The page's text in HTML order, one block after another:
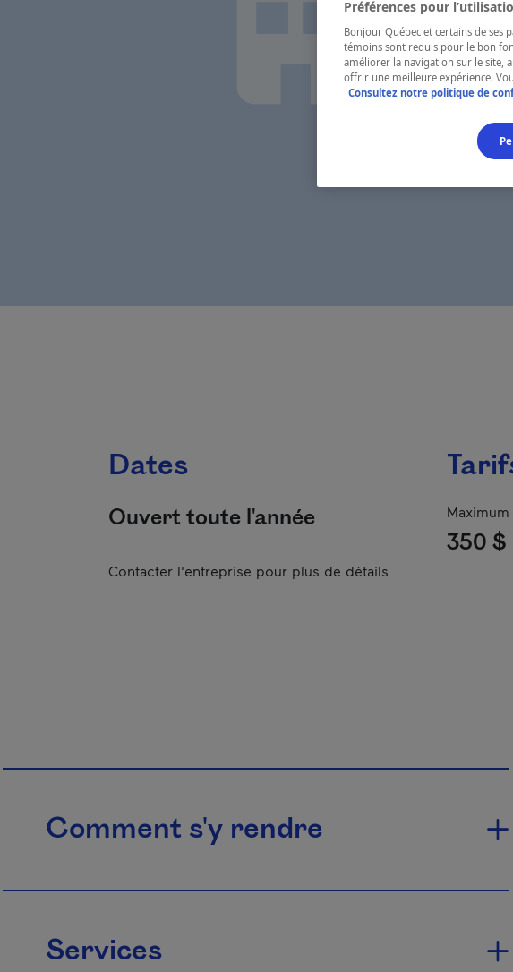
Dates
Ouvert toute l'année
Contacter l'entreprise pour plus de détails
350 $
Comment s'y rendre
Services
Préférences pour
Bonjour Québec et certains de ses
témoins sont requis pour le bon
améliorer la navigation sur le site,
offrir une meilleure expérience.
Consultez notre politique de